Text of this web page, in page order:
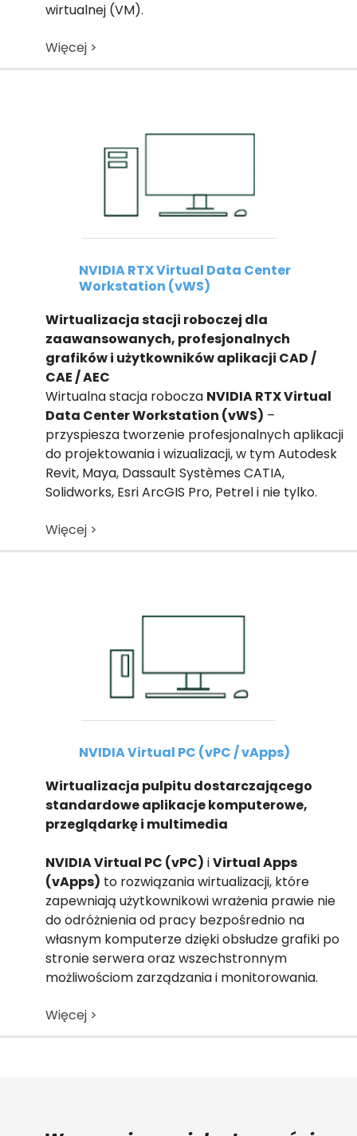
wirtualnej (VM).
Więcej >
NVIDIA RTX Virtual Data Center
Workstation (vWS)
Wirtualizacja stacji roboczej dla
zaawansowanych, profesjonalnych
grafików i użytkowników aplikacji CAD /
CAE / AEC
Wirtualna stacja robocza NVIDIA RTX Virtual
Data Center Workstation (vWS) –
przyspiesza tworzenie profesjonalnych aplikacji
do projektowania i wizualizacji, w tym Autodesk
Revit, Maya, Dassault Systèmes CATIA,
Solidworks, Esri ArcGIS Pro, Petrel i nie tylko.
Więcej >
NVIDIA Virtual PC (vPC / vApps)
Wirtualizacja pulpitu dostarczającego
standardowe aplikacje komputerowe,
przeglądarkę i multimedia
NVIDIA Virtual PC (vPC) iVirtual Apps
(vApps) to rozwiązania wirtualizacji, które
zapewniają użytkownikowi wrażenia prawie nie
do odróżnienia od pracy bezpośrednio na
własnym komputerze dzięki obsłudze grafiki po
stronie serwera oraz wszechstronnym
możliwościom zarządzania i monitorowania.
Więcej >